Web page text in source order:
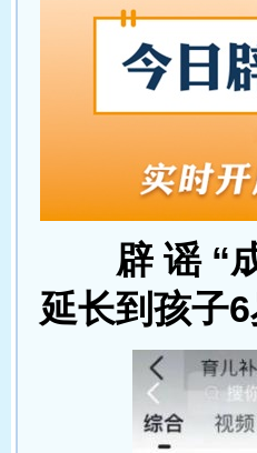
辟 谣 “
延长到孩子